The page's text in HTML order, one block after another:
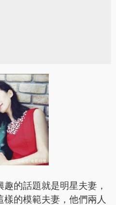
的話題就是明星夫妻，
的模範夫妻，他們兩人